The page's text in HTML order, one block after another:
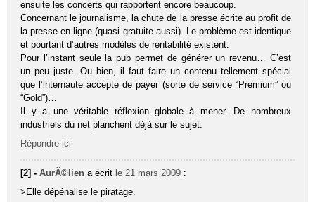
ensuite les concerts qui rapportent encore beaucoup.
Concernant le journalisme, la chute de la presse écrite au profit de
la presse en ligne (quasi gratuite aussi). Le problème est identique
et pourtant d’autres modèles de rentabilité existent.
Pour l’instant seule la pub permet de générer un revenu… C’est
un peu juste. Ou bien, il faut faire un contenu tellement spécial
que l’internaute accepte de payer (sorte de service “Premium” ou
“Gold”)…
Il y a une véritable réflexion globale à mener. De nombreux
industriels du net planchent déjà sur le sujet.
Répondre ici
[2] -AurÃ©lien a écrit le 21 mars 2009 :
>Elle dépénalise le piratage.